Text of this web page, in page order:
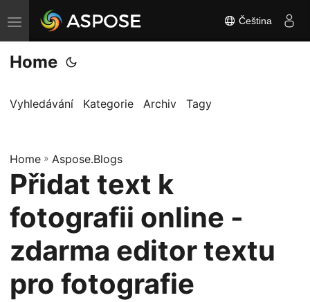
P
ř
e
n
t
n
a
v
g
a
c
Čeština
Home
Vyhledávání Kategorie Archiv Tagy
Home » Aspose.Blogs
Přidat text k
fotografii online -
zdarma editor textu
pro fotografie